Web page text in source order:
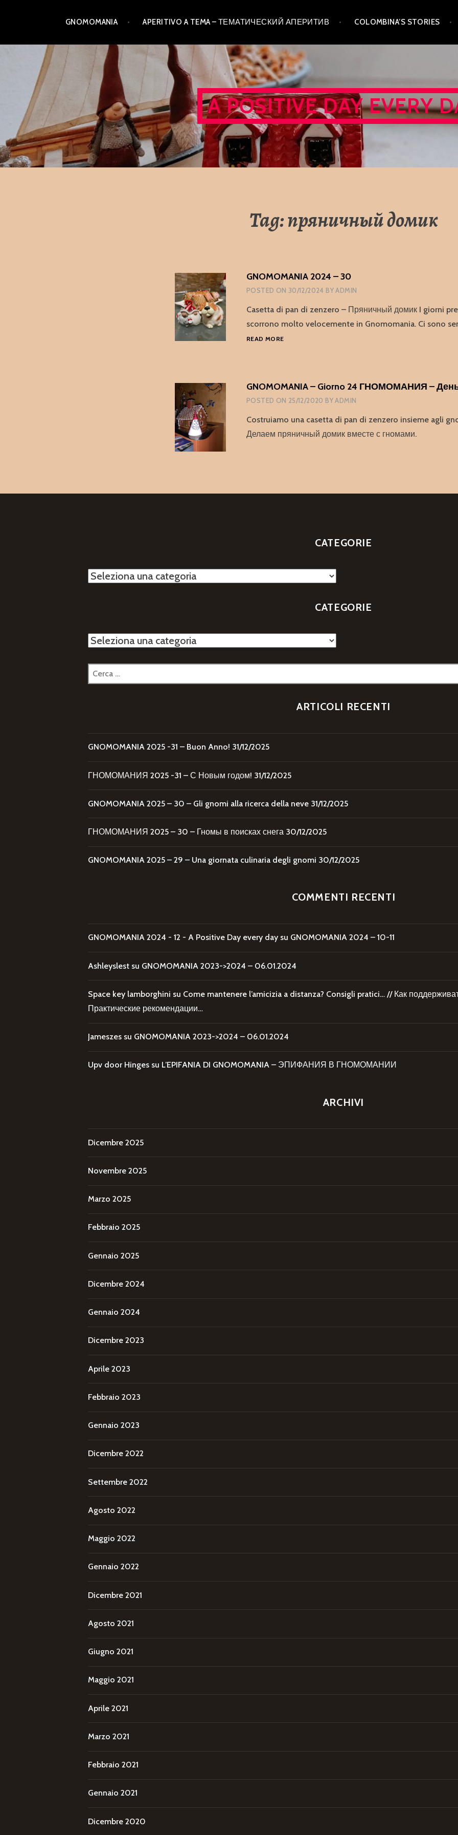
content
GNOMOMANIA APERITIVO A TEMA – ТЕМАТИЧЕСКИЙ АПЕРИТИВ COLOMBINA’S STORIES
A POSITIVE DAY EVERY
Tag:пряничный домик
GNOMOMANIA 2024 – 30
POSTED ON 30/12/2024 BYADMIN
Casetta di pan di zenzero – Пряничный домик I giorni
scorrono molto velocemente in Gnomomania. Ci sono
READ MOREGNOMOMANIA
GNOMOMANIA – Giorno 24 ГНОМОМАНИЯ –
POSTED ON 25/12/2020 BYADMIN
Costruiamo una casetta di pan di zenzero insieme agli
Делаем пряничный домик вместе с гномами.
CATEGORIE
Categorie
CATEGORIE
Categorie
Ricerca
per:
ARTICOLI RECENTI
GNOMOMANIA 2025 -31 – Buon Anno! 31/12/2025
ГНОМОМАНИЯ 2025 -31 – С Новым годом! 31/12/2025
GNOMOMANIA 2025 – 30 – Gli gnomi alla ricerca della neve 31/12/2025
ГНОМОМАНИЯ 2025 – 30 – Гномы в поисках снега 30/12/2025
GNOMOMANIA 2025 – 29 – Una giornata culinaria degli gnomi 30/12/2025
COMMENTI RECENTI
GNOMOMANIA 2024 - 12 - A Positive Day every day su GNOMOMANIA 2024 – 10-11
Ashleyslest su GNOMOMANIA 2023->2024 – 06.01.2024
Space key lamborghini su Come mantenere l’amicizia a distanza? Consigli pratici… // Как
Практические рекомендации…
Jameszes su GNOMOMANIA 2023->2024 – 06.01.2024
Upv door Hinges su L’EPIFANIA DI GNOMOMANIA – ЭПИФАНИЯ В ГНОМОМАНИИ
ARCHIVI
Dicembre 2025
Novembre 2025
Marzo 2025
Febbraio 2025
Gennaio 2025
Dicembre 2024
Gennaio 2024
Dicembre 2023
Aprile 2023
Febbraio 2023
Gennaio 2023
Dicembre 2022
Settembre 2022
Agosto 2022
Maggio 2022
Gennaio 2022
Dicembre 2021
Agosto 2021
Giugno 2021
Maggio 2021
Aprile 2021
Marzo 2021
Febbraio 2021
Gennaio 2021
Dicembre 2020